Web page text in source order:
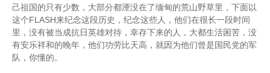
己祖国的只有少数，大部分都湮没在了缅甸的荒山野草里，下面以
这个FLASH来纪念这段历史，纪念这些人，他们在很长一段时间
里，没有被当成抗日英雄对待，幸存下来的人，大都生活困苦，没
有安乐祥和的晚年，他们功劳比天高，就因为他们曾是国民党的军
队，你懂的。